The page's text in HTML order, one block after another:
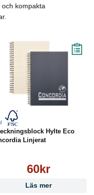
kompakta
Hylte Eco
Linjerat
60kr
Läs mer